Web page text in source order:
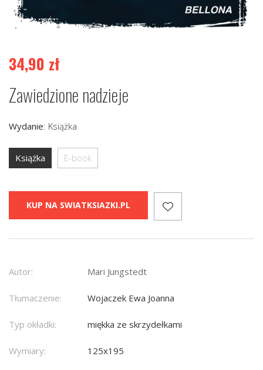
34,90 zł
Zawiedzione nadzieje
Wydanie: Książka
Książka E-book
KUP NA SWIATKSIAZKI.PL
Autor: Mari Jungstedt
Tłumaczenie: Wojaczek Ewa Joanna
Typ okładki: miękka ze skrzydełkami
Wymiary: 125x195